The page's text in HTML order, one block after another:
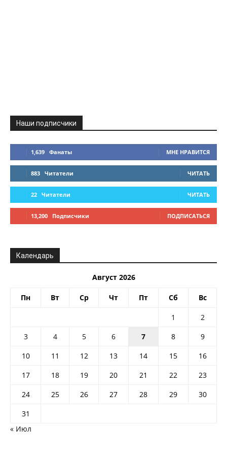
Наши подписчики
1,639 Фанаты МНЕ НРАВИТСЯ
883 Читатели ЧИТАТЬ
22 Читатели ЧИТАТЬ
13,200 Подписчики ПОДПИСАТЬСЯ
Календарь
Август 2026
Пн Вт Ср Чт Пт Сб Вс
1
2
3
4 5 6 7 8
9
10
11 12 13 14 15
16
17
18 19 20 21 22
23
24
25 26 27 28 29
30
31
« Июл